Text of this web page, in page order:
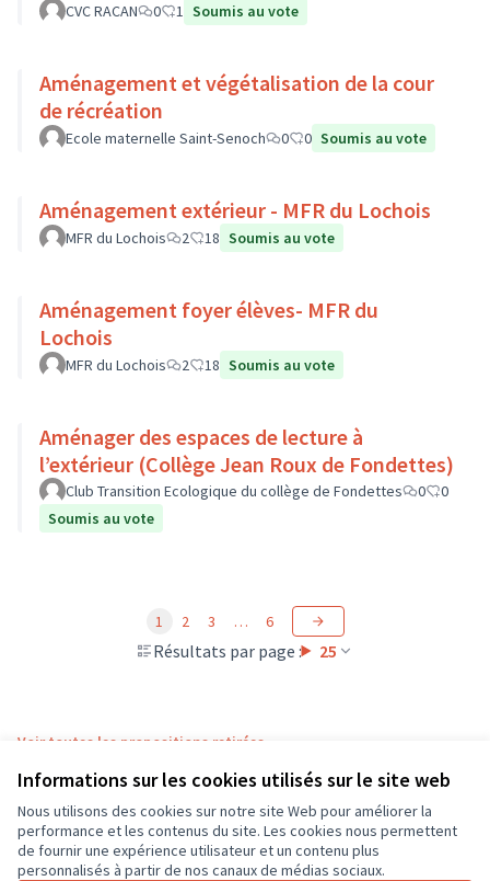
Informations sur les cookies utilisés sur le site web
Nous utilisons des cookies sur notre site Web pour améliorer la
performance et les contenus du site. Les cookies nous permettent
de fournir une expérience utilisateur et un contenu plus
personnalisés à partir de nos canaux de médias sociaux.
CVC RACAN 0 1 Soumis au vote
Aménagement et végétalisation de la cour
de récréation
Ecole maternelle Saint-Senoch 0 0 Soumis au vote
Aménagement extérieur - MFR du Lochois
MFR du Lochois 2 18 Soumis au vote
Aménagement foyer élèves- MFR du
Lochois
MFR du Lochois 2 18 Soumis au vote
Aménager des espaces de lecture à
l’extérieur (Collège Jean Roux de Fondettes)
Club Transition Ecologique du collège de Fondettes 0
0
Soumis au vote
Résultats par page : 25
1 2 3 … 6
Voir toutes les propositions retirées
Conditions d'utilisation
Paramètres des cookies
CD37 sur XCD37 sur Facebook
CD37 sur Instagram
CD37 sur YouTube